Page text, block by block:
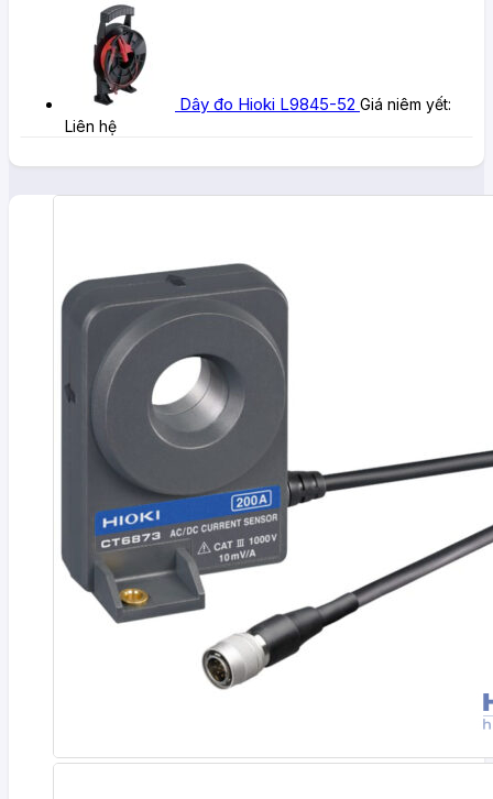
Dây đo Hioki L9845-52 Giá niêm yết:
Liên hệ